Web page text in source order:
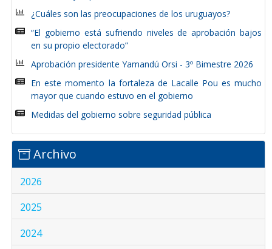
¿Cuáles son las preocupaciones de los uruguayos?
“El gobierno está sufriendo niveles de aprobación bajos
en su propio electorado”
Aprobación presidente Yamandú Orsi - 3º Bimestre 2026
En este momento la fortaleza de Lacalle Pou es mucho
mayor que cuando estuvo en el gobierno
Medidas del gobierno sobre seguridad pública
Archivo
2026
2025
2024